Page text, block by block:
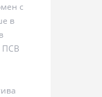
с
в
ПСВ